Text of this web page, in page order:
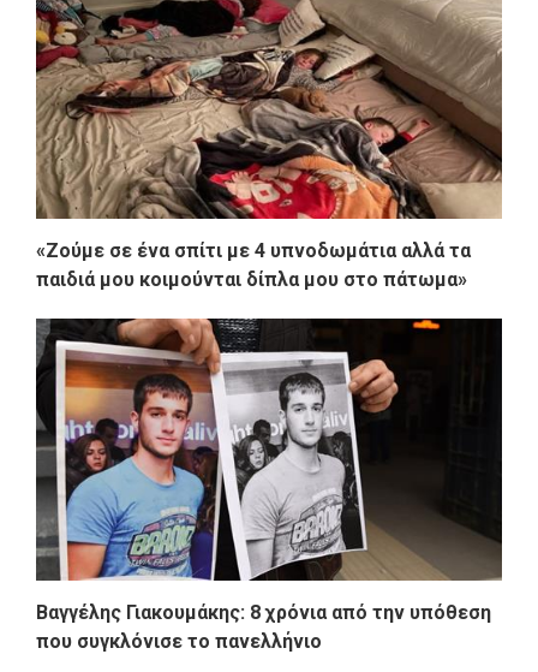
«Ζούμε σε ένα σπίτι με 4 υπνοδωμάτια αλλά τα
παιδιά μου κοιμούνται δίπλα μου στο πάτωμα»
Βαγγέλης Γιακουμάκης: 8 χρόνια από την υπόθεση
που συγκλόνισε το πανελλήνιο